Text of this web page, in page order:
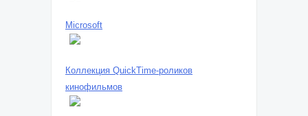
Microsoft
Коллекция QuickTime-роликов
кинофильмов